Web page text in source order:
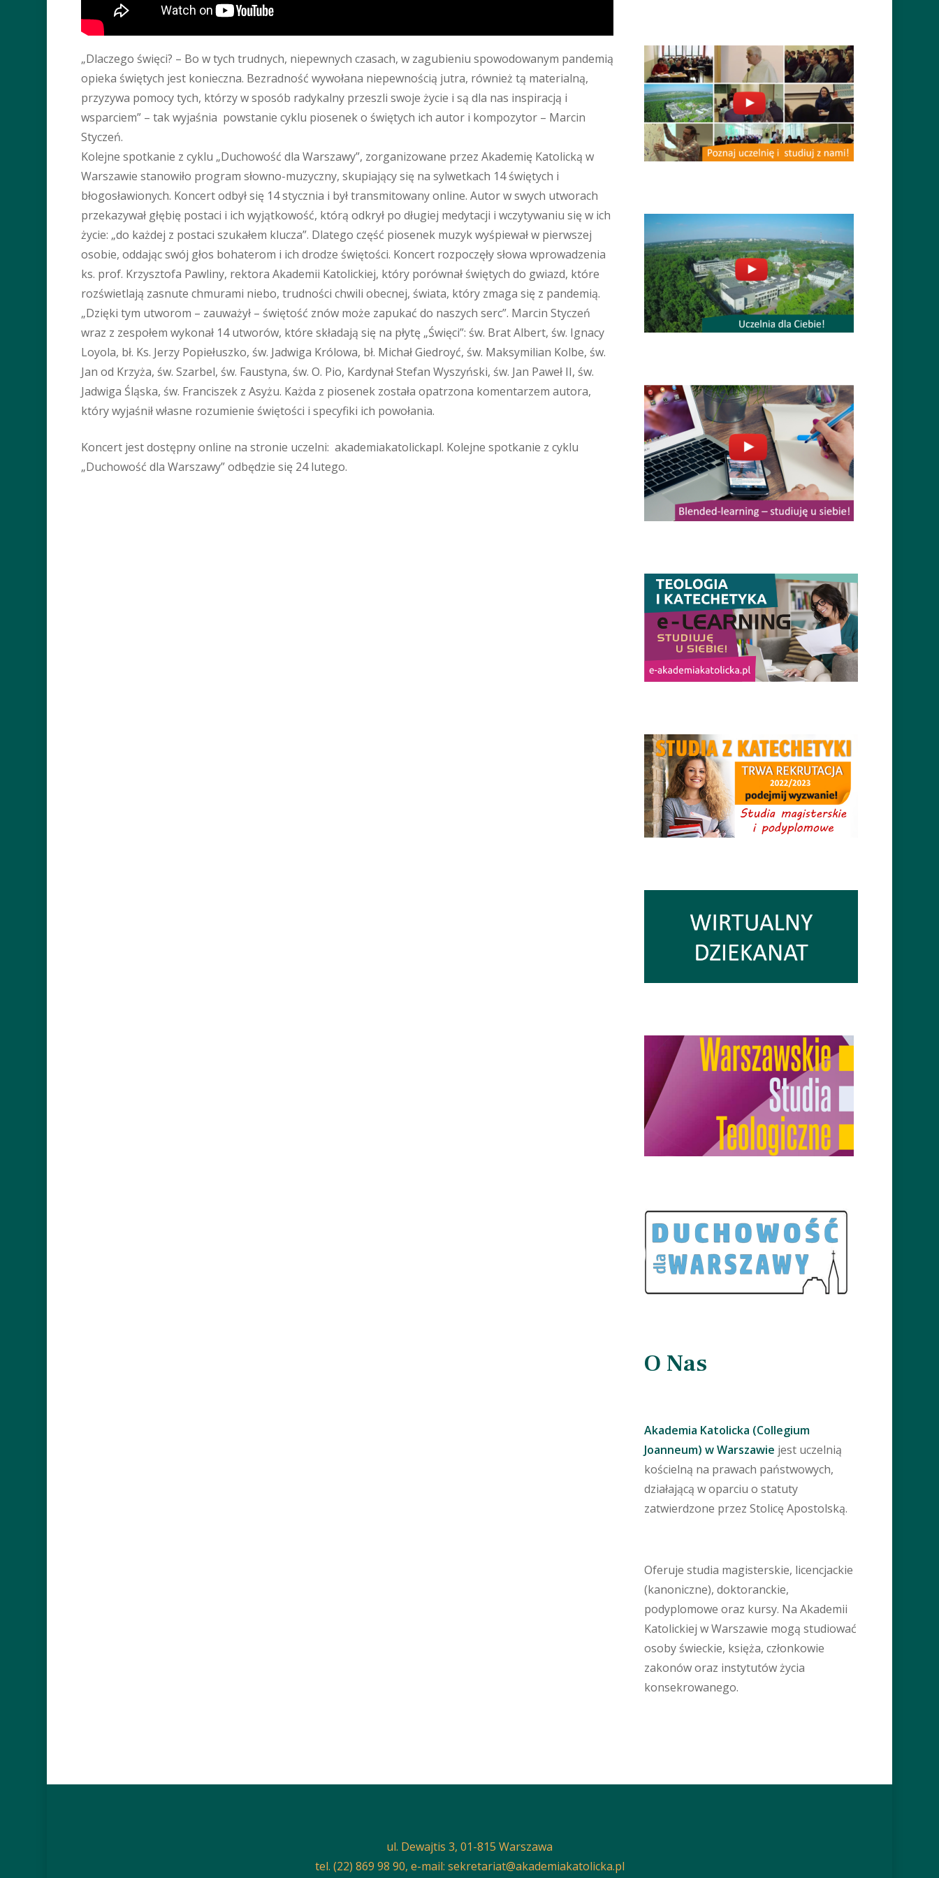
„Dlaczego święci? – Bo w tych trudnych, niepewnych czasach, w zagubieniu spowodowanym pandemią
opieka świętych jest konieczna. Bezradność wywołana niepewnością jutra, również tą materialną,
przyzywa pomocy tych, którzy w sposób radykalny przeszli swoje życie i są dla nas inspiracją i
wsparciem” – tak wyjaśnia powstanie cyklu piosenek o świętych ich autor i kompozytor – Marcin
Styczeń.
Kolejne spotkanie z cyklu „Duchowość dla Warszawy”, zorganizowane przez Akademię Katolicką w
Warszawie stanowiło program słowno-muzyczny, skupiający się na sylwetkach 14 świętych i
błogosławionych. Koncert odbył się 14 stycznia i był transmitowany online. Autor w swych utworach
przekazywał głębię postaci i ich wyjątkowość, którą odkrył po długiej medytacji i wczytywaniu się w ich
życie: „do każdej z postaci szukałem klucza”. Dlatego część piosenek muzyk wyśpiewał w pierwszej
osobie, oddając swój głos bohaterom i ich drodze świętości. Koncert rozpoczęły słowa wprowadzenia
ks. prof. Krzysztofa Pawliny, rektora Akademii Katolickiej, który porównał świętych do gwiazd, które
rozświetlają zasnute chmurami niebo, trudności chwili obecnej, świata, który zmaga się z pandemią.
„Dzięki tym utworom – zauważył – świętość znów może zapukać do naszych serc”. Marcin Styczeń
wraz z zespołem wykonał 14 utworów, które składają się na płytę „Święci”: św. Brat Albert, św. Ignacy
Loyola, bł. Ks. Jerzy Popiełuszko, św. Jadwiga Królowa, bł. Michał Giedroyć, św. Maksymilian Kolbe, św.
Jan od Krzyża, św. Szarbel, św. Faustyna, św. O. Pio, Kardynał Stefan Wyszyński, św. Jan Paweł II, św.
Jadwiga Śląska, św. Franciszek z Asyżu. Każda z piosenek została opatrzona komentarzem autora,
który wyjaśnił własne rozumienie świętości i specyfiki ich powołania.
Koncert jest dostępny online na stronie uczelni: akademiakatolickapl. Kolejne spotkanie z cyklu
„Duchowość dla Warszawy” odbędzie się 24 lutego.
O Nas
Akademia Katolicka (Collegium
Joanneum) w Warszawie jest uczelnią
kościelną na prawach państwowych,
działającą w oparciu o statuty
zatwierdzone przez Stolicę Apostolską.
Oferuje studia magisterskie, licencjackie
(kanoniczne), doktoranckie,
podyplomowe oraz kursy. Na Akademii
Katolickiej w Warszawie mogą studiować
osoby świeckie, księża, członkowie
zakonów oraz instytutów życia
konsekrowanego.
ul. Dewajtis 3, 01-815 Warszawa
tel. (22) 869 98 90, e-mail: sekretariat@akademiakatolicka.pl